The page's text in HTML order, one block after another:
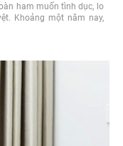
ham muốn tình dục, lo
Khoảng một năm nay,